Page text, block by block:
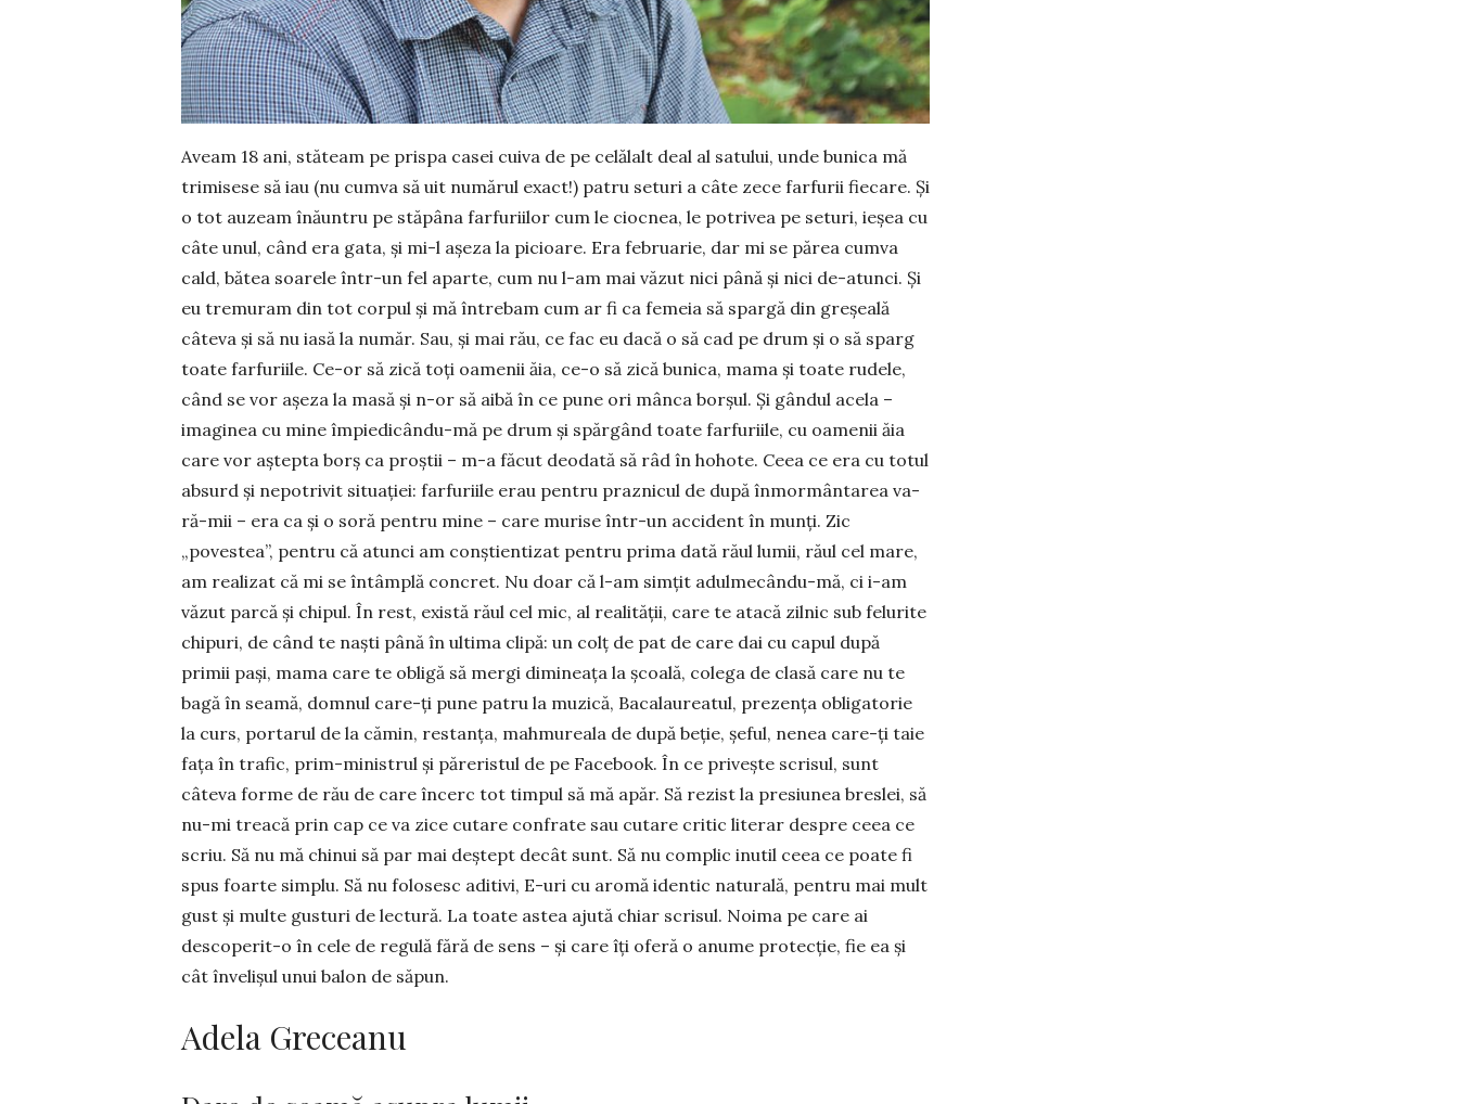
Aveam 18 ani, stăteam pe prispa casei cuiva de pe celălalt deal al satului, unde bunica mă
trimisese să iau (nu cumva să uit numărul exact!) patru seturi a câte zece farfurii fiecare. Și
o tot auzeam înăuntru pe stăpâna farfuriilor cum le cioc­nea, le potrivea pe seturi, ieșea cu
câte unul, când era gata, și mi-l așeza la picioare. Era februa­rie, dar mi se părea cumva
cald, bătea soarele în­tr-un fel aparte, cum nu l-am mai văzut nici până și nici de-atunci. Și
eu tremuram din tot corpul și mă întrebam cum ar fi ca femeia să spargă din greșeală
câteva și să nu iasă la număr. Sau, și mai rău, ce fac eu dacă o să cad pe drum și o să sparg
toate farfuriile. Ce-or să zică toți oamenii ăia, ce-o să zică bunica, mama și toate rudele,
când se vor așeza la masă și n-or să aibă în ce pune ori mân­ca borșul. Și gândul acela –
imaginea cu mine împie­dicându-mă pe drum și spărgând toate farfu­riile, cu oamenii ăia
care vor aștepta borș ca proștii – m-a făcut de­o­dată să râd în hohote. Ceea ce era cu totul
ab­surd și nepo­tri­vit situației: far­furiile erau pen­­tru praz­ni­cul de după în­mor­mân­tarea va­
ră-mii – era ca și o soră pen­tru mine – care murise în­tr-un accident în munți. Zic
„povestea”, pen­­­tru că atunci am conștientizat pen­tru prima dată răul lu­mii, răul cel mare,
am re­alizat că mi se în­tâmplă con­cret. Nu doar că l-am simțit adulmecându-mă, ci i-am
văzut parcă și chipul. În rest, există răul cel mic, al realității, care te atacă zilnic sub felurite
chipuri, de când te naști pâ­nă în ultima clipă: un colț de pat de care dai cu capul după
primii pași, mama care te obligă să mergi dimineața la școală, co­lega de clasă care nu te
bagă în seamă, domnul ca­re-ți pune patru la mu­zică, Bacalaureatul, pre­zența obliga­to­rie
la curs, portarul de la cămin, restanța, mah­mu­reala de după beție, șeful, nenea care-ți taie
fața în trafic, prim-ministrul și păreristul de pe Facebook. În ce pri­veș­te scrisul, sunt
câteva forme de rău de care în­cerc tot timpul să mă apăr. Să rezist la pre­siunea bres­lei, să
nu-mi treacă prin cap ce va zice cutare con­frate sau cutare critic literar despre ceea ce
scriu. Să nu mă chinui să par mai deștept decât sunt. Să nu complic inutil ceea ce poate fi
spus foar­te simplu. Să nu folosesc adi­tivi, E-uri cu aro­mă identic naturală, pentru mai mult
gust și multe gusturi de lectură. La toate astea aju­tă chiar scrisul. Noima pe care ai
descoperit-o în cele de regulă fără de sens – și care îți oferă o anume protecție, fie ea și
cât învelișul unui balon de săpun.
Adela Greceanu